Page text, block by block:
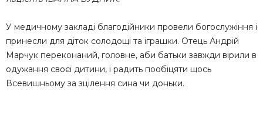
У медичному закладі благодійники провели богослужіння і
принесли для діток солодощі та іграшки. Отець Андрій
Марчук переконаний, головне, аби батьки завжди вірили в
одужання своєї дитини, і радить пообіцяти щось
Всевишньому за зцілення сина чи доньки.